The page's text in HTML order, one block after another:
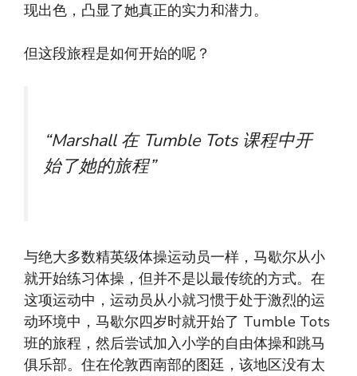
现出色，凸显了她真正的实力和潜力。
但这段旅程是如何开始的呢？
“Marshall 在 Tumble Tots 课程中开
始了她的旅程”
与绝大多数精英级体操运动员一样，马歇尔从小
就开始练习体操，但并不是以最传统的方式。在
这项运动中，运动员从小就习惯于处于激烈的运
动环境中，马歇尔四岁时就开始了 Tumble Tots
班的旅程，然后尝试加入小学的自由体操和跳马
俱乐部。住在伦敦西南部的图廷，该地区没有太